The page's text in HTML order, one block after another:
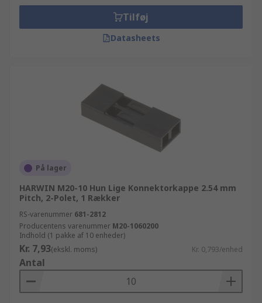
Tilføj
Datasheets
På lager
HARWIN M20-10 Hun Lige Konnektorkappe 2.54 mm
Pitch, 2-Polet, 1 Rækker
RS-varenummer 681-2812
Producentens varenummer M20-1060200
Indhold (1 pakke af 10 enheder)
Kr. 7,93(ekskl. moms) Kr. 0,793/enhed
Antal